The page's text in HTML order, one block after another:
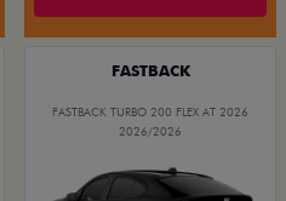
FASTBACK
FASTBACK TURBO 200 FLEX AT 2026
2026/2026